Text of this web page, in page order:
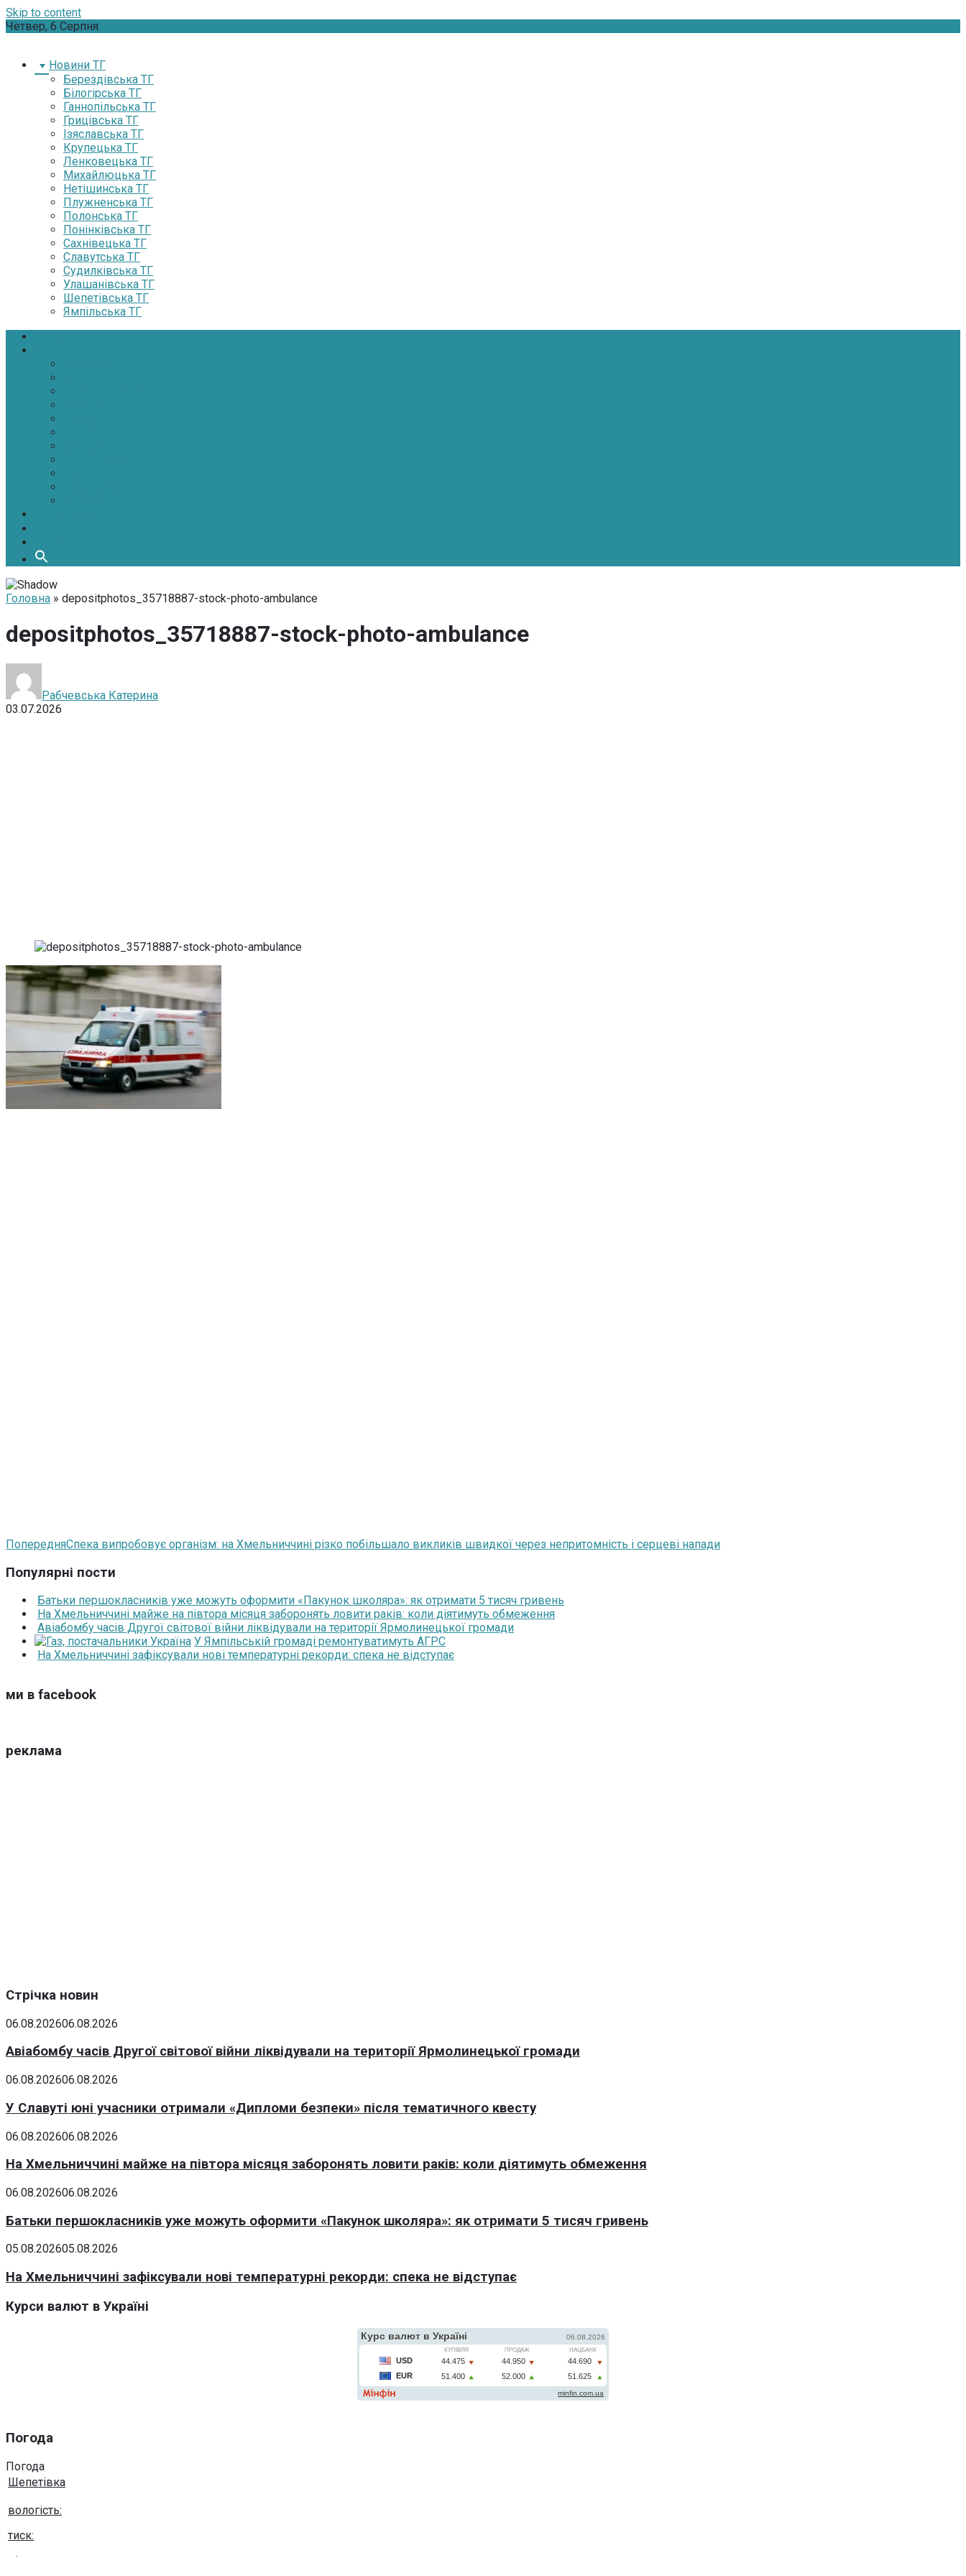
Skip to content
Четвер, 6 Серпня
Новини ТГ
Берездівська ТГ
Білогірська ТГ
Ганнопільська ТГ
Грицівська ТГ
Ізяславська ТГ
Крупецька ТГ
Ленковецька ТГ
Михайлюцька ТГ
Нетішинська ТГ
Плужненська ТГ
Полонська ТГ
Понінківська ТГ
Сахнівецька ТГ
Славутська ТГ
Судилківська ТГ
Улашанівська ТГ
Шепетівська ТГ
Ямпільська ТГ
Головна » depositphotos_35718887-stock-photo-ambulance
depositphotos_35718887-stock-photo-ambulance
Рабчевська Катерина
03.07.2026
ПопередняСпека випробовує організм: на Хмельниччині різко побільшало викликів швидкої через непритомність і серцеві напади
Популярні пости
Батьки першокласників уже можуть оформити «Пакунок школяра»: як отримати 5 тисяч гривень
На Хмельниччині майже на півтора місяця заборонять ловити раків: коли діятимуть обмеження
Авіабомбу часів Другої світової війни ліквідували на території Ярмолинецької громади
У Ямпільській громаді ремонтуватимуть АГРС
На Хмельниччині зафіксували нові температурні рекорди: спека не відступає
ми в facebook
реклама
Стрічка новин
06.08.202606.08.2026
Авіабомбу часів Другої світової війни ліквідували на території Ярмолинецької громади
06.08.202606.08.2026
У Славуті юні учасники отримали «Дипломи безпеки» після тематичного квесту
06.08.202606.08.2026
На Хмельниччині майже на півтора місяця заборонять ловити раків: коли діятимуть обмеження
06.08.202606.08.2026
Батьки першокласників уже можуть оформити «Пакунок школяра»: як отримати 5 тисяч гривень
05.08.202605.08.2026
На Хмельниччині зафіксували нові температурні рекорди: спека не відступає
Курси валют в Україні
Погода
Погода
Шепетівка
вологість:
тиск:
вітер: